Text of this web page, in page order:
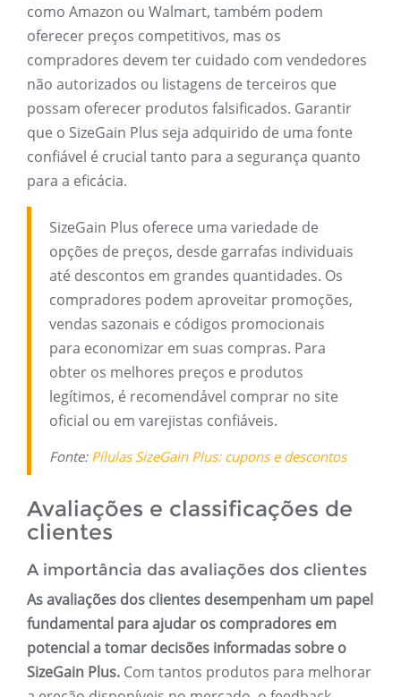
como Amazon ou Walmart, também podem
oferecer preços competitivos, mas os
compradores devem ter cuidado com vendedores
não autorizados ou listagens de terceiros que
possam oferecer produtos falsificados. Garantir
que o SizeGain Plus seja adquirido de uma fonte
confiável é crucial tanto para a segurança quanto
para a eficácia.
SizeGain Plus oferece uma variedade de
opções de preços, desde garrafas individuais
até descontos em grandes quantidades. Os
compradores podem aproveitar promoções,
vendas sazonais e códigos promocionais
para economizar em suas compras. Para
obter os melhores preços e produtos
legítimos, é recomendável comprar no site
oficial ou em varejistas confiáveis.
Fonte: Pílulas SizeGain Plus: cupons e descontos
Avaliações e classificações de
clientes
A importância das avaliações dos clientes
As avaliações dos clientes desempenham um papel
fundamental para ajudar os compradores em
potencial a tomar decisões informadas sobre o
SizeGain Plus. Com tantos produtos para melhorar